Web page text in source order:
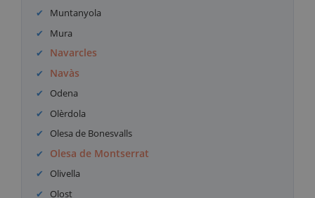
Muntanyola
Mura
Navarcles
Navàs
Odena
Olèrdola
Olesa de Bonesvalls
Olesa de Montserrat
Olivella
Olost